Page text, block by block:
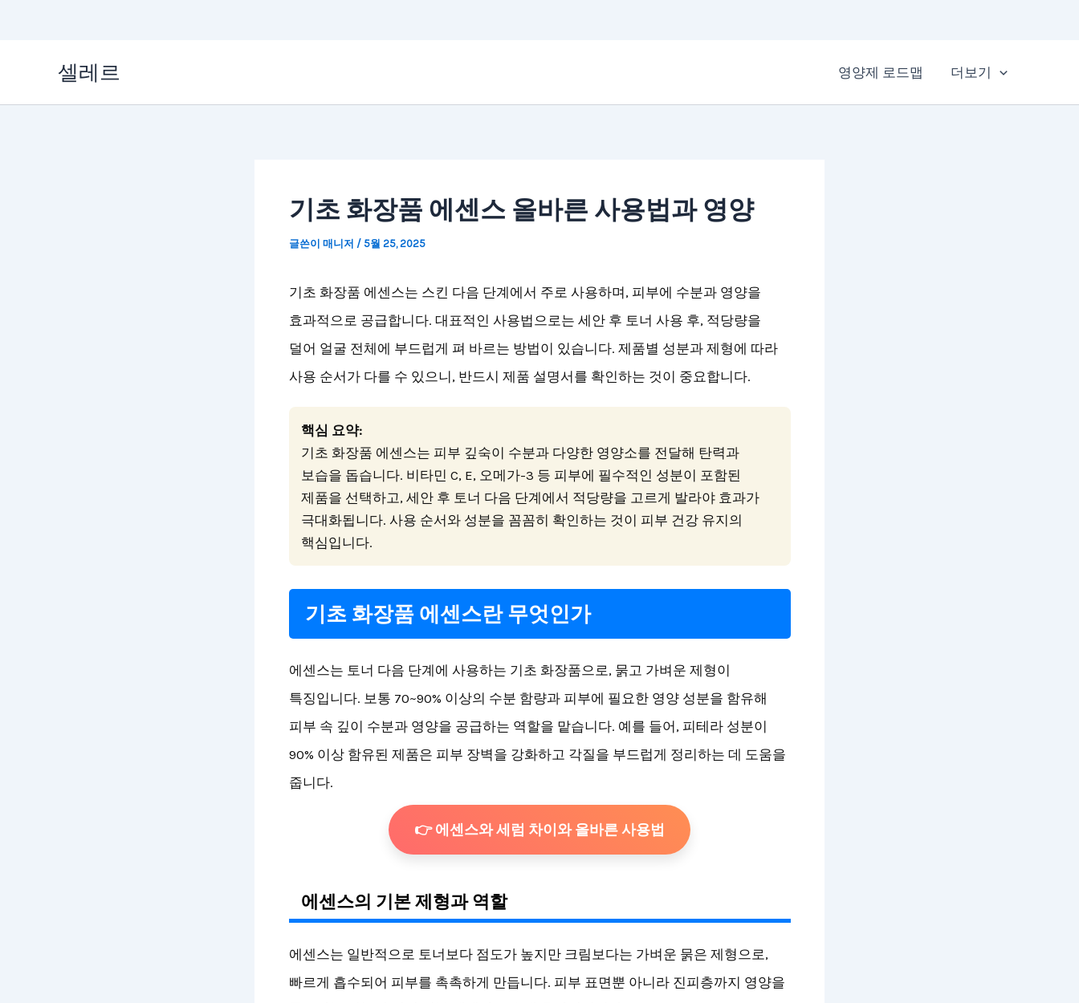
츠
셀레르 영양제 로드맵 더보기
기초 화장품 에센스 올바른 사용법과 영양
글쓴이 매니저 / 5월 25, 2025
기초 화장품 에센스는 스킨 다음 단계에서 주로 사용하며, 피부에 수분과 영양을
효과적으로 공급합니다. 대표적인 사용법으로는 세안 후 토너 사용 후, 적당량을
덜어 얼굴 전체에 부드럽게 펴 바르는 방법이 있습니다. 제품별 성분과 제형에 따라
사용 순서가 다를 수 있으니, 반드시 제품 설명서를 확인하는 것이 중요합니다.
핵심 요약:
기초 화장품 에센스는 피부 깊숙이 수분과 다양한 영양소를 전달해 탄력과
보습을 돕습니다. 비타민 C, E, 오메가-3 등 피부에 필수적인 성분이 포함된
제품을 선택하고, 세안 후 토너 다음 단계에서 적당량을 고르게 발라야 효과가
극대화됩니다. 사용 순서와 성분을 꼼꼼히 확인하는 것이 피부 건강 유지의
핵심입니다.
기초 화장품 에센스란 무엇인가
에센스는 토너 다음 단계에 사용하는 기초 화장품으로, 묽고 가벼운 제형이
특징입니다. 보통 70~90% 이상의 수분 함량과 피부에 필요한 영양 성분을 함유해
피부 속 깊이 수분과 영양을 공급하는 역할을 맡습니다. 예를 들어, 피테라 성분이
90% 이상 함유된 제품은 피부 장벽을 강화하고 각질을 부드럽게 정리하는 데 도움을
줍니다.
👉 에센스와 세럼 차이와 올바른 사용법
에센스의 기본 제형과 역할
에센스는 일반적으로 토너보다 점도가 높지만 크림보다는 가벼운 묽은 제형으로,
빠르게 흡수되어 피부를 촉촉하게 만듭니다. 피부 표면뿐 아니라 진피층까지 영양을